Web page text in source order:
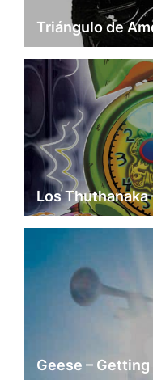
Triángulo de
Los Thuthanaka
Geese –